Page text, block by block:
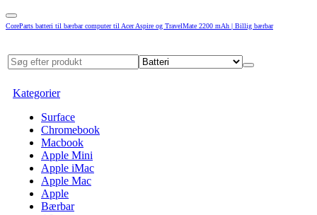
CoreParts batteri til bærbar computer til Acer Aspire og TravelMate 2200 mAh | Billig bærbar
Kategorier
Surface
Chromebook
Macbook
Apple Mini
Apple iMac
Apple Mac
Apple
Bærbar